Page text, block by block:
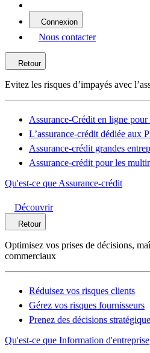
Connexion
Nous contacter
Retour
Evitez les risques d’impayés avec
Assurance-Crédit en ligne pour
L’assurance-crédit dédiée aux
Assurance-crédit grandes
Assurance-crédit pour les
Qu'est-ce que Assurance-crédit
Découvrir
Retour
Optimisez vos prises de décisions,
commerciaux
Réduisez vos risques clients
Gérez vos risques fournisseurs
Prenez des décisions
Qu'est-ce que Information d'entreprise